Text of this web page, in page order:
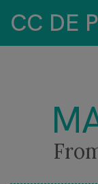
CC DE